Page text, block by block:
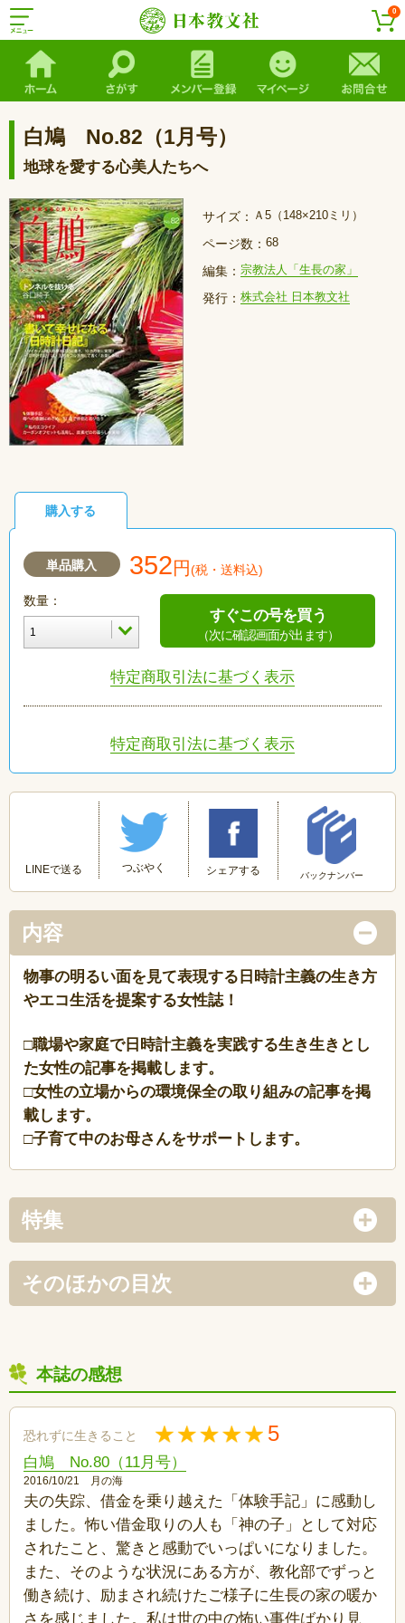
0
白鳩 No.82（1月号）
地球を愛する心美人たちへ
サイズ： Ａ5（148×210ミリ）
ページ数： 68
編集： 宗教法人「生長の家」
発行： 株式会社 日本教文社
購入する
単品購入 352円(税・送料込)
数量：
すぐこの号を買う
（次に確認画面が出ます）
特定商取引法に基づく表示
特定商取引法に基づく表示
LINEで送る つぶやく シェアする バックナンバー
内容
物事の明るい面を見て表現する日時計主義の生き方
やエコ生活を提案する女性誌！
□職場や家庭で日時計主義を実践する生き生きとし
た女性の記事を掲載します。
□女性の立場からの環境保全の取り組みの記事を掲
載します。
□子育て中のお母さんをサポートします。
特集
そのほかの目次
本誌の感想
恐れずに生きること 5
白鳩 No.80（11月号）
2016/10/21 月の海
夫の失踪、借金を乗り越えた「体験手記」に感動し
ました。怖い借金取りの人も「神の子」として対応
されたこと、驚きと感動でいっぱいになりました。
また、そのような状況にある方が、教化部でずっと
働き続け、励まされ続けたご様子に生長の家の暖か
さを感じました。私は世の中の怖い事件ばかり見